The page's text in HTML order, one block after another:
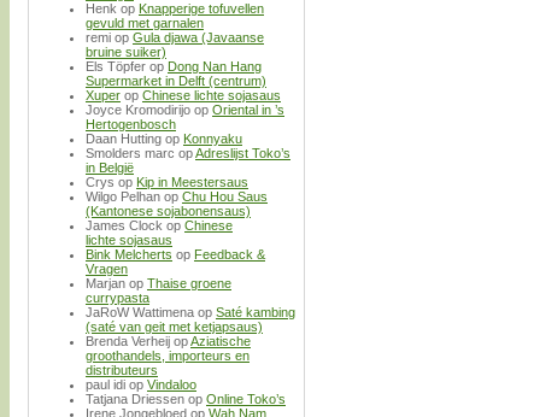
Henk op Knapperige tofuvellen
gevuld met garnalen
remi op Gula djawa (Javaanse
bruine suiker)
Els Töpfer op Dong Nan Hang
Supermarket in Delft (centrum)
Xuper op Chinese lichte sojasaus
Joyce Kromodirijo op Oriental in ’s
Hertogenbosch
Daan Hutting op Konnyaku
Smolders marc opAdreslijst Toko’s
in België
Crys op Kip in Meestersaus
Wilgo Pelhan op Chu Hou Saus
(Kantonese sojabonensaus)
James Clock op Chinese
lichte sojasaus
Bink Melcherts op Feedback &
Vragen
Marjan op Thaise groene
currypasta
JaRoW Wattimena op Saté kambing
(saté van geit met ketjapsaus)
Brenda Verheij opAziatische
groothandels, importeurs en
distributeurs
paul idi op Vindaloo
Tatjana Driessen op Online Toko’s
Irene Jongebloed op Wah Nam